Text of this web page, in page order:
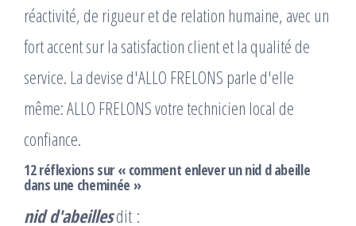
réactivité, de rigueur et de relation humaine, avec un
fort accent sur la satisfaction client et la qualité de
service. La devise d'ALLO FRELONS parle d'elle
même: ALLO FRELONS votre technicien local de
confiance.
12 réflexions sur « comment enlever un nid d abeille
dans une cheminée »
nid d'abeillesdit :